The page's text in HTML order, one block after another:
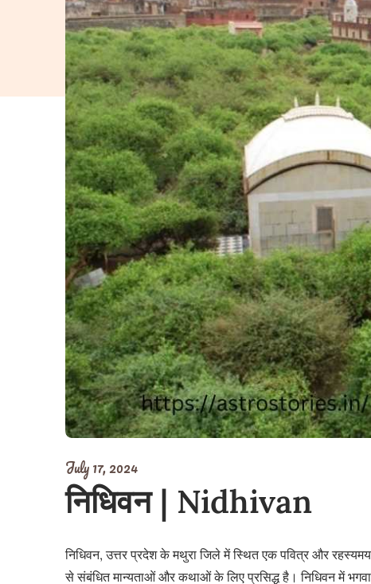
July 17, 2024
निधिवन | Nidhivan
निधिवन, उत्तर प्रदेश के मथुरा जिले में स्थित एक पवित्र और
से संबंधित मान्यताओं और कथाओं के लिए प्रसिद्ध है। निधिवन में